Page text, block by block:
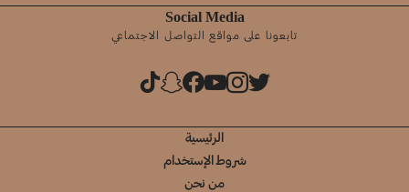
Social Media
تابعونا على مواقع التواصل الاجتماعي
الرئيسية
شروط الإستخدام
من نحن